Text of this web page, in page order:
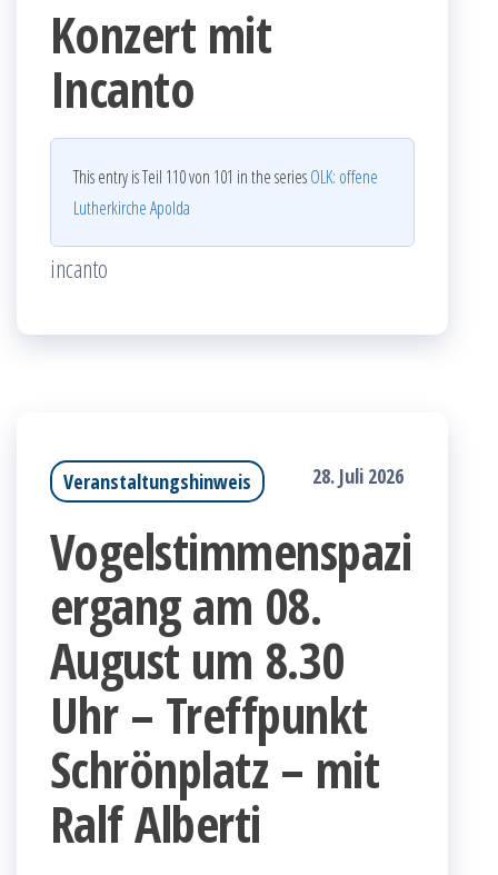
Konzert mit
Incanto
This entry is Teil 110 von 101 in the seriesOLK: offene
Lutherkirche Apolda
incanto
Veranstaltungshinweis 28. Juli 2026
Vogelstimmenspazi
ergang am 08.
August um 8.30
Uhr – Treffpunkt
Schrönplatz – mit
Ralf Alberti